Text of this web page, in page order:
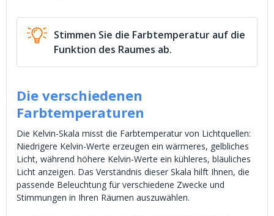
Stimmen Sie die Farbtemperatur auf die
Funktion des Raumes ab.
Die verschiedenen
Farbtemperaturen
Die Kelvin-Skala misst die Farbtemperatur von Lichtquellen:
Niedrigere Kelvin-Werte erzeugen ein wärmeres, gelbliches
Licht, während höhere Kelvin-Werte ein kühleres, bläuliches
Licht anzeigen. Das Verständnis dieser Skala hilft Ihnen, die
passende Beleuchtung für verschiedene Zwecke und
Stimmungen in Ihren Räumen auszuwählen.